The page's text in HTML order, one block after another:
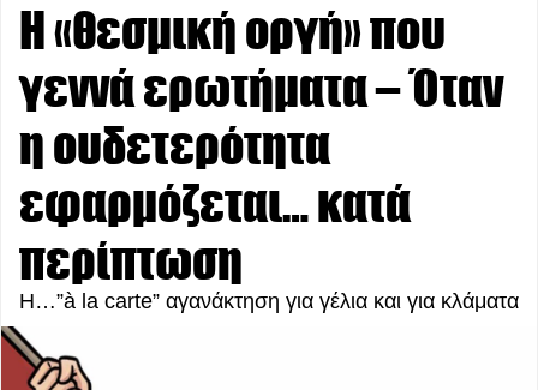
Η «θεσμική οργή» που
γεννά ερωτήματα – Όταν
η ουδετερότητα
εφαρμόζεται… κατά
περίπτωση
Η…”à la carte” αγανάκτηση για γέλια και για κλάματα